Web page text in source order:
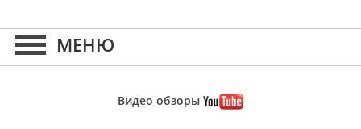
Контакты, и схема проезда
Видео обзоры